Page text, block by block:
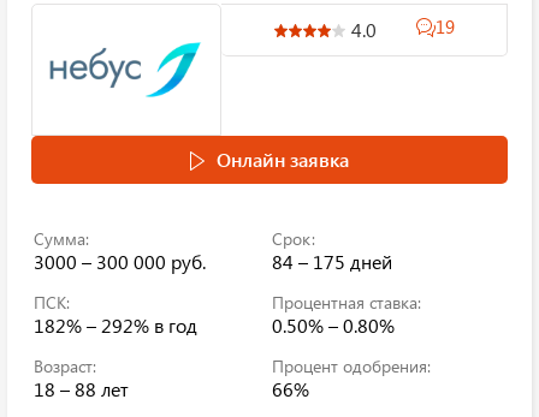
4.0 19
Онлайн заявка
Сумма:
3000 – 300 000 руб.
Срок:
84 – 175 дней
ПСК:
182% – 292% в год
Процентная ставка:
0.50% – 0.80%
Возраст:
18 – 88 лет
Процент одобрения:
66%